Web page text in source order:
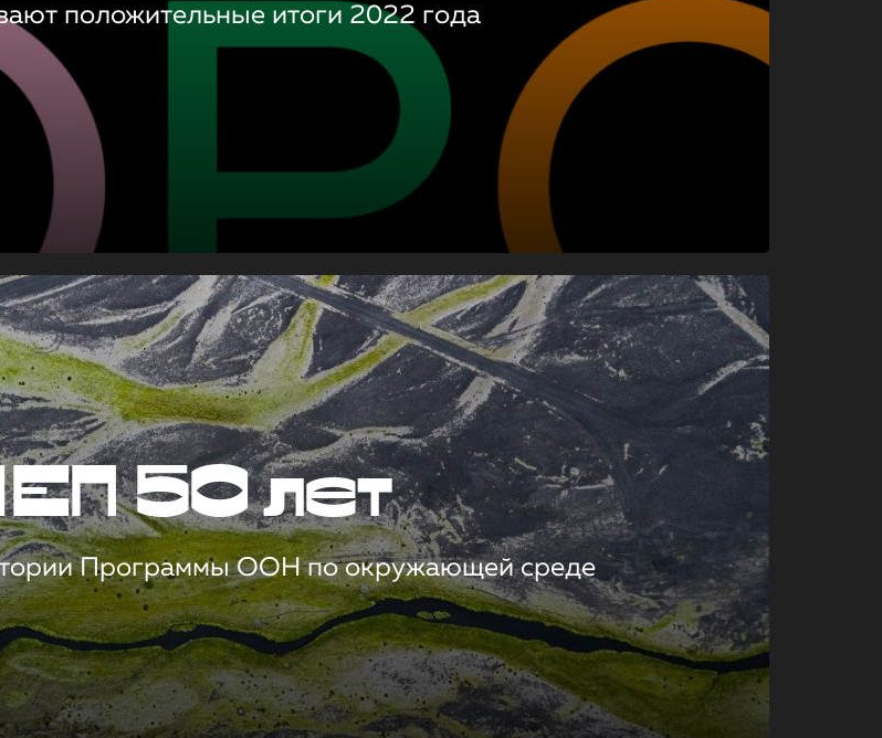
положительные итоги 2022 года
50 лет
Программы ООН по окружающей среде